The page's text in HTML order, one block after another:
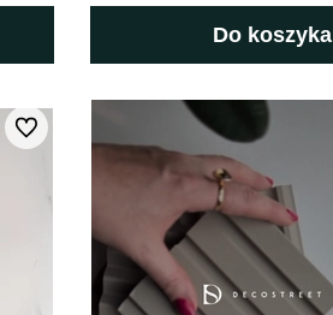
Do koszyka
Do ulubionych